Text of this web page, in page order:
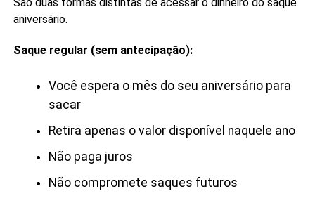
aniversário.
Saque regular (sem antecipação):
Você espera o mês do seu aniversário para
sacar
Retira apenas o valor disponível naquele ano
Não paga juros
Não compromete saques futuros